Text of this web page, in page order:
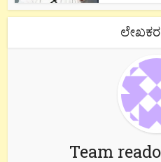
ಲೇಖಕರ
Team